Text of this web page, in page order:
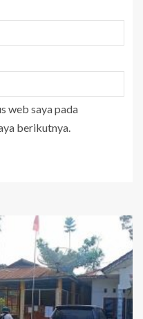
web saya pada
berikutnya.